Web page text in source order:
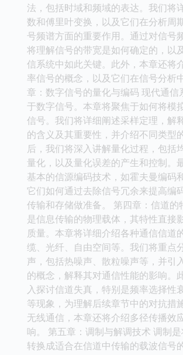
法，包括时域和频域的表达。我们将
数和傅里叶变换，以及它们在分析周
号频谱方面的重要作用。通过对信号
将理解信号的带宽是如何确定的，以
信系统中如此关键。此外，本章还将
率信号的概念，以及它们在信号分析
章：数字信号的量化与编码 现代通信
于数字信号。本章将聚焦于如何将模
信号。我们将详细阐述采样定理，解
的含义及其重要性，并介绍不同类型
后，我们将深入讲解量化过程，包括
量化，以及量化误差的产生和控制。
基本的信源编码技术，如霍夫曼编码
它们如何通过去除信号冗余来提高编
传输和存储做准备。 第四章：信道的
是信息传输的物理载体，其特性直接
质量。本章将详细介绍各种通信信道
缆、光纤、自由空间等。我们将重点
声，包括热噪声、散粒噪声等，并引
的概念，解释其对通信性能的影响。
入探讨信道失真，特别是频率选择性
等现象，为理解后续章节中的对抗措
无线通信，本章还将介绍多径传播效
响。 第五章：调制与解调技术 调制
转换成适合在信道中传输的载波信号